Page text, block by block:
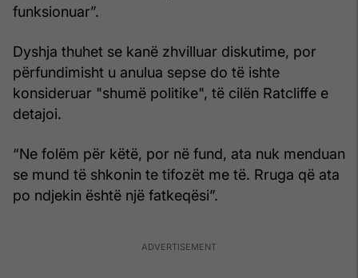
funksionuar”.
Dyshja thuhet se kanë zhvilluar diskutime, por
përfundimisht u anulua sepse do të ishte
konsideruar "shumë politike", të cilën Ratcliffe e
detajoi.
“Ne folëm për këtë, por në fund, ata nuk menduan
se mund të shkonin te tifozët me të. Rruga që ata
po ndjekin është një fatkeqësi”.